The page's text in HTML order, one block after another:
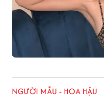
NGƯỜI MẪU - HOA HẬU